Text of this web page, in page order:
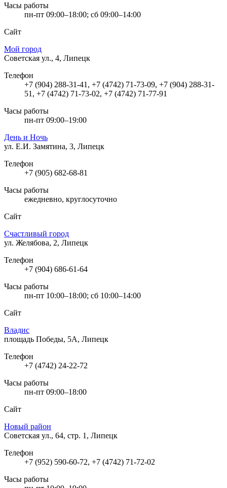
Часы работы
пн-пт 09:00–18:00; сб 09:00–14:00
Сайт
Мой город
Советская ул., 4, Липецк
Телефон
+7 (904) 288-31-41, +7 (4742) 71-73-09, +7 (904) 288-31-
51, +7 (4742) 71-73-02, +7 (4742) 71-77-91
Часы работы
пн-пт 09:00–19:00
День и Ночь
ул. Е.И. Замятина, 3, Липецк
Телефон
+7 (905) 682-68-81
Часы работы
ежедневно, круглосуточно
Сайт
Счастливый город
ул. Желябова, 2, Липецк
Телефон
+7 (904) 686-61-64
Часы работы
пн-пт 10:00–18:00; сб 10:00–14:00
Сайт
Владис
площадь Победы, 5А, Липецк
Телефон
+7 (4742) 24-22-72
Часы работы
пн-пт 09:00–18:00
Сайт
Новый район
Советская ул., 64, стр. 1, Липецк
Телефон
+7 (952) 590-60-72, +7 (4742) 71-72-02
Часы работы